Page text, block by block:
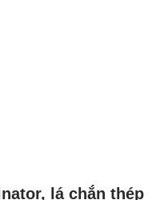
lá chắn thép